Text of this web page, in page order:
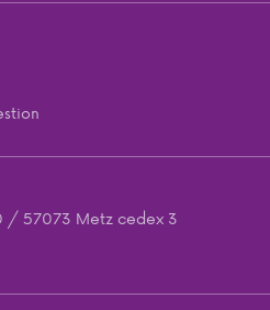
/ 57073 Metz cedex 3